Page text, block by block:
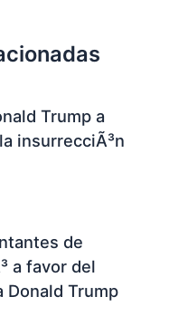
Trump a
insurrecciÃ³n
de
a favor del
Trump